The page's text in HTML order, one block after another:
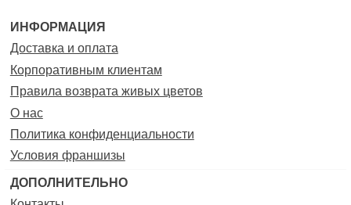
ИНФОРМАЦИЯ
Доставка и оплата
Корпоративным клиентам
Правила возврата живых цветов
О нас
Политика конфиденциальности
Условия франшизы
ДОПОЛНИТЕЛЬНО